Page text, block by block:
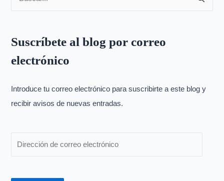
c
a
p
o
Suscríbete al blog por correo
electrónico
Introduce tu correo electrónico para suscribirte a este blog y
recibir avisos de nuevas entradas.